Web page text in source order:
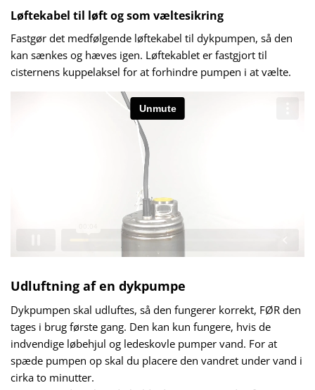
Løftekabel til løft og som væltesikring
Fastgør det medfølgende løftekabel til dykpumpen, så den
kan sænkes og hæves igen. Løftekablet er fastgjort til
cisternens kuppelaksel for at forhindre pumpen i at vælte.
Udluftning af en dykpumpe
Dykpumpen skal udluftes, så den fungerer korrekt, FØR den
tages i brug første gang. Den kan kun fungere, hvis de
indvendige løbehjul og ledeskovle pumper vand. For at
spæde pumpen op skal du placere den vandret under vand i
cirka to minutter.